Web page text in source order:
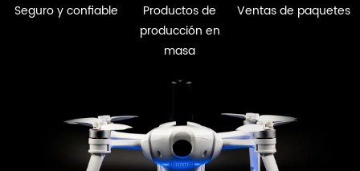
Seguro y confiable
Productos de
producción en
masa
Ventas de paquetes